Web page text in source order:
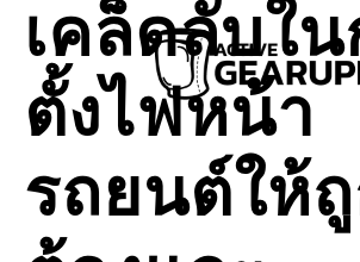
เคล็ดลับใ
ตั้งไฟหน้า
รถยนต์ให้